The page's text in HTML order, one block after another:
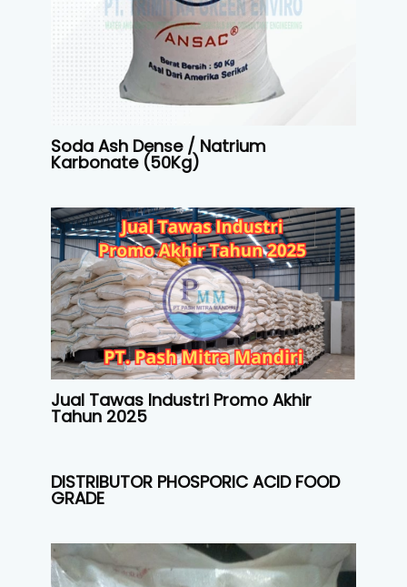
Soda Ash Dense / Natrium
Karbonate (50Kg)
Jual Tawas Industri Promo Akhir
Tahun 2025
DISTRIBUTOR PHOSPORIC ACID FOOD
GRADE